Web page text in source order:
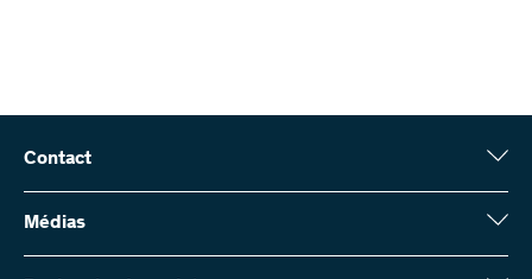
Contact
Fonds national suisse (FNS)
Wildhainweg 3
Médias
Service de presse